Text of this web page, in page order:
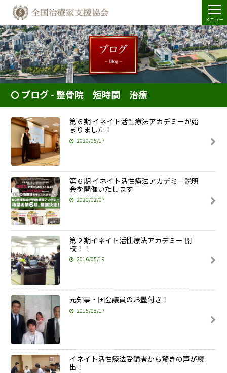
メニュー
ブログ - 整骨院 短時間 治療
第６期 イネイト活性療法アカデミーが始
まりました！
2020/05/17
第６期 イネイト活性療法アカデミー説明
会を開催いたします
2020/02/07
第２期イネイト活性療法アカデミー 開
校！！
2016/05/19
元知事・国会議員のお墨付き！
2015/08/17
イネイト活性療法受講者から驚きの声が続
出！